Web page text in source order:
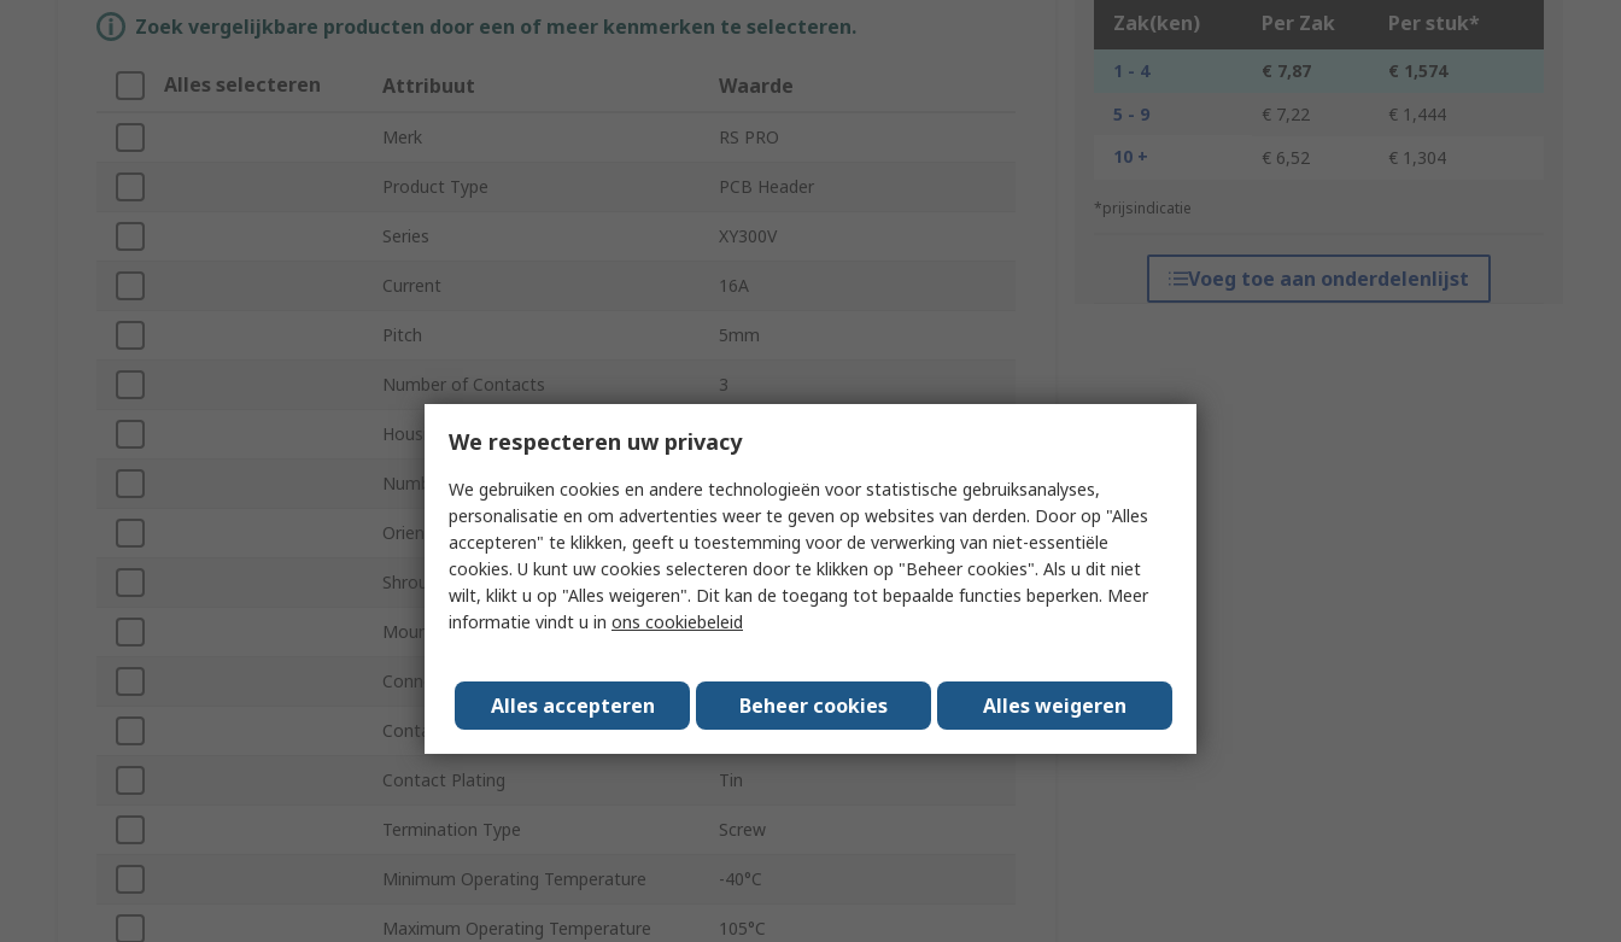
Zak(ken) Per Zak Per stuk*
1 - 4 € 7,87
€ 1,574
5 - 9
€ 7,22
€ 1,444
10 +
€ 6,52 € 1,304
*prijsindicatie
Voeg toe aan onderdelenlijst
Zoek vergelijkbare producten door een of meer kenmerken te selecteren.
Alles selecteren Attribuut Waarde
Merk RS PRO
Product Type PCB Header
Series XY300V
Current 16A
Pitch 5mm
Number of Contacts 3
Housing Material PBT
Number of Rows 1
Orientation Straight
Shrouded/Unshrouded Shrouded
Mount Type Through Hole
Connector System Board-to-Board, Board-to-Wire
Contact Material Brass
Contact Plating Tin
Termination Type Screw
Minimum Operating Temperature -40°C
Maximum Operating Temperature 105°C
We respecteren uw privacy
We gebruiken cookies en andere technologieën voor statistische gebruiksanalyses,
personalisatie en om advertenties weer te geven op websites van derden. Door op "Alles
accepteren" te klikken, geeft u toestemming voor de verwerking van niet-essentiële
cookies. U kunt uw cookies selecteren door te klikken op "Beheer cookies". Als u dit niet
wilt, klikt u op "Alles weigeren". Dit kan de toegang tot bepaalde functies beperken. Meer
informatie vindt u in ons cookiebeleid
Alles accepteren Beheer cookies Alles weigeren